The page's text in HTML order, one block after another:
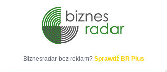
Biznesradar bez reklam? Sprawdź BR Plus